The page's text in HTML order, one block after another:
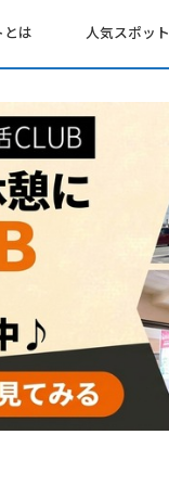
とは 人気スポット